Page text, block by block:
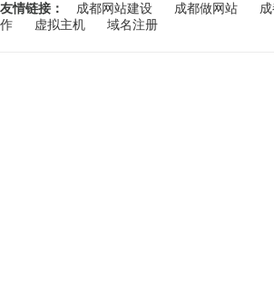
友情链接： 成都网站建设 成都做网站
作
虚拟主机 域名注册